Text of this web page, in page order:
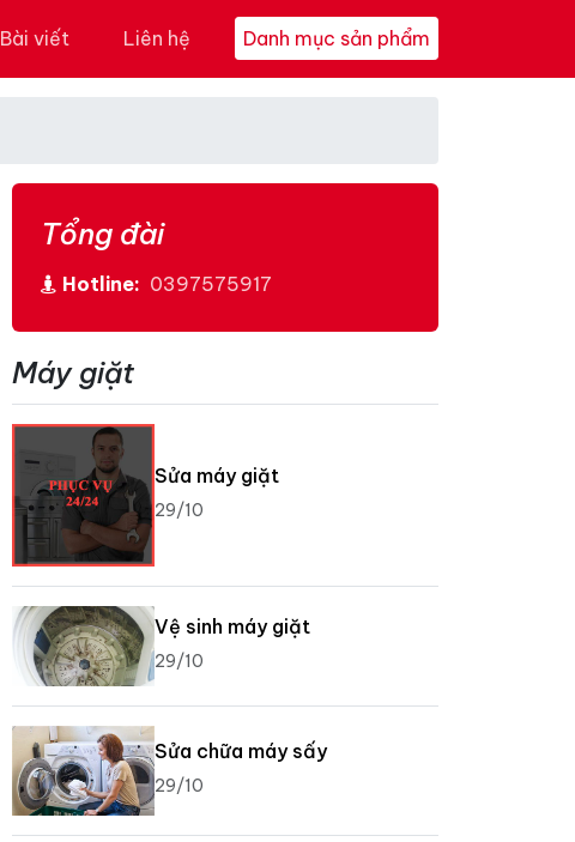
Bài viết Liên hệ Danh mục sản phẩm
Tổng đài
Hotline: 0397575917
Máy giặt
Sửa máy giặt
29/10
Vệ sinh máy giặt
29/10
Sửa chữa máy sấy
29/10